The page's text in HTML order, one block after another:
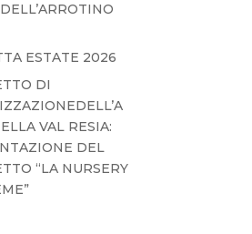
ESTATE 2026
DI
VAL RESIA:
DEL
“LA NURSERY